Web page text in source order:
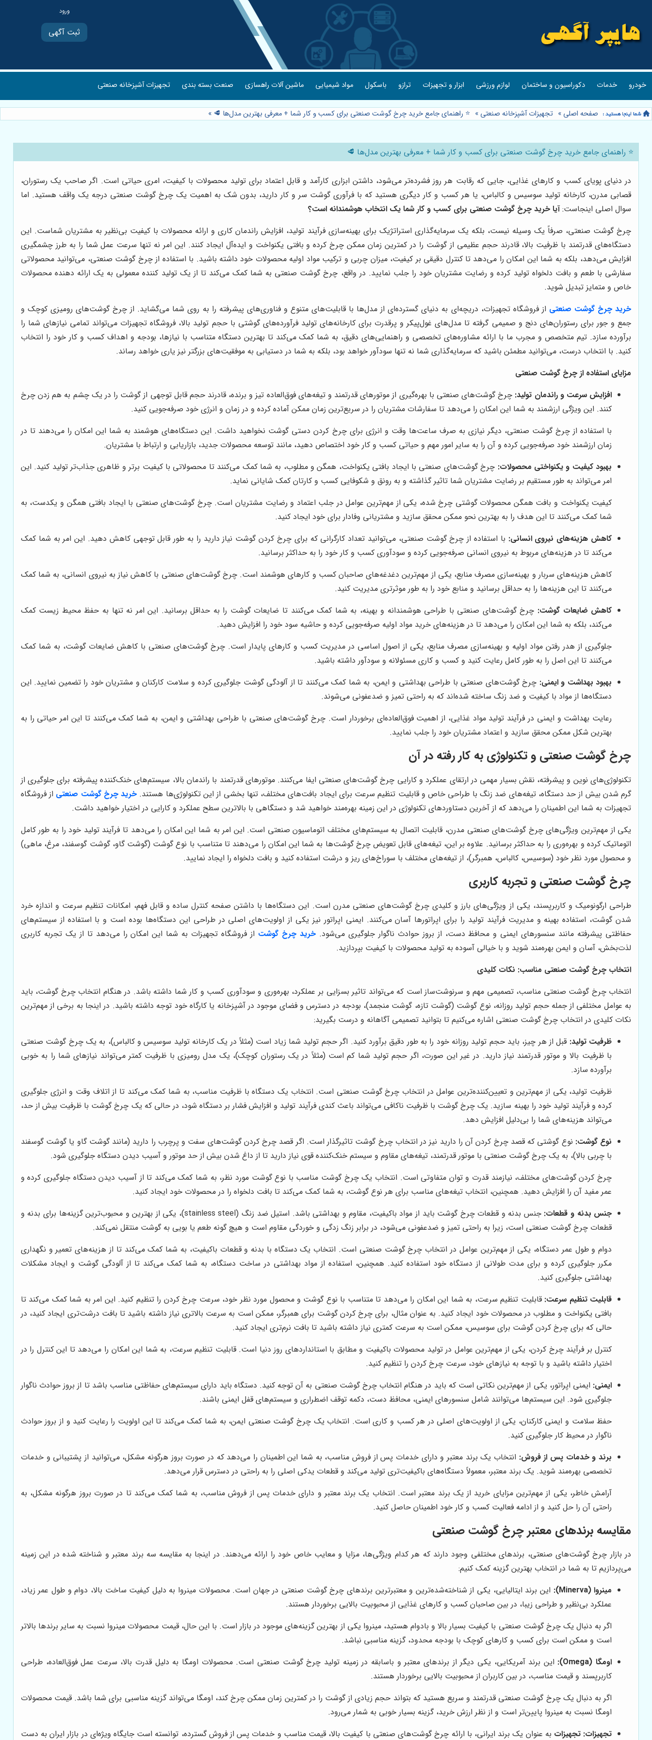
ثبت آگهی
خودرو خدمات دکوراسیون و ساختمان لوازم ورزشی ابزار و تجهیزات ترازو باسکول مواد شیمیایی ماشین آلات راهسازی صنعت بسته بندی تجهیزات آشپزخانه صنعتی
صفحه اصلی » تجهیزات آشپزخانه صنعتی » ⭐️ راهنمای جامع خرید چرخ گوشت صنعتی برای کسب و کار شما + معرفی بهترین مدل‌ها 🥩 »
⭐️ راهنمای جامع خرید چرخ گوشت صنعتی برای کسب و کار شما + معرفی بهترین مدل‌ها 🥩
در دنیای پویای کسب و کارهای غذایی، جایی که رقابت هر روز فشرده‌تر می‌شود، داشتن ابزاری کارآمد و قابل اعتماد برای تولید محصولات با کیفیت، امری حیاتی است. اگر صاحب یک رستوران،
قصابی مدرن، کارخانه تولید سوسیس و کالباس، یا هر کسب و کار دیگری هستید که با فرآوری گوشت سر و کار دارید، بدون شک به اهمیت یک چرخ گوشت صنعتی درجه یک واقف هستید. اما
سوال اصلی اینجاست:آیا خرید چرخ گوشت صنعتی برای کسب و کار شما یک انتخاب هوشمندانه است؟
چرخ گوشت صنعتی، صرفاً یک وسیله نیست، بلکه یک سرمایه‌گذاری استراتژیک برای بهینه‌سازی فرآیند تولید، افزایش راندمان کاری و ارائه محصولات با کیفیت بی‌نظیر به مشتریان شماست. این
دستگاه‌های قدرتمند با ظرفیت بالا، قادرند حجم عظیمی از گوشت را در کمترین زمان ممکن چرخ کرده و بافتی یکنواخت و ایده‌آل ایجاد کنند. این امر نه تنها سرعت عمل شما را به طرز چشمگیری
افزایش می‌دهد، بلکه به شما این امکان را می‌دهد تا کنترل دقیقی بر کیفیت، میزان چربی و ترکیب مواد اولیه محصولات خود داشته باشید. با استفاده از چرخ گوشت صنعتی، می‌توانید محصولاتی
سفارشی با طعم و بافت دلخواه تولید کرده و رضایت مشتریان خود را جلب نمایید. در واقع، چرخ گوشت صنعتی به شما کمک می‌کند تا از یک تولید کننده معمولی به یک ارائه دهنده محصولات
خاص و متمایز تبدیل شوید.
خرید چرخ گوشت صنعتی از فروشگاه تجهیزات، دریچه‌ای به دنیای گسترده‌ای از مدل‌ها با قابلیت‌های متنوع و فناوری‌های پیشرفته را به روی شما می‌گشاید. از چرخ گوشت‌های رومیزی کوچک و
جمع و جور برای رستوران‌های دنج و صمیمی گرفته تا مدل‌های غول‌پیکر و پرقدرت برای کارخانه‌های تولید فرآورده‌های گوشتی با حجم تولید بالا، فروشگاه تجهیزات می‌تواند تمامی نیازهای شما را
برآورده سازد. تیم متخصص و مجرب ما با ارائه مشاوره‌های تخصصی و راهنمایی‌های دقیق، به شما کمک می‌کند تا بهترین دستگاه متناسب با نیازها، بودجه و اهداف کسب و کار خود را انتخاب
کنید. با انتخاب درست، می‌توانید مطمئن باشید که سرمایه‌گذاری شما نه تنها سودآور خواهد بود، بلکه به شما در دستیابی به موفقیت‌های بزرگتر نیز یاری خواهد رساند.
مزایای استفاده از چرخ گوشت صنعتی
افزایش سرعت و راندمان تولید: چرخ گوشت‌های صنعتی با بهره‌گیری از موتورهای قدرتمند و تیغه‌های فوق‌العاده تیز و برنده، قادرند حجم قابل توجهی از گوشت را در یک چشم به هم زدن چرخ
کنند. این ویژگی ارزشمند به شما این امکان را می‌دهد تا سفارشات مشتریان را در سریع‌ترین زمان ممکن آماده کرده و در زمان و انرژی خود صرفه‌جویی کنید.
با استفاده از چرخ گوشت صنعتی، دیگر نیازی به صرف ساعت‌ها وقت و انرژی برای چرخ کردن دستی گوشت نخواهید داشت. این دستگاه‌های هوشمند به شما این امکان را می‌دهند تا در
زمان ارزشمند خود صرفه‌جویی کرده و آن را به سایر امور مهم و حیاتی کسب و کار خود اختصاص دهید، مانند توسعه محصولات جدید، بازاریابی و ارتباط با مشتریان.
بهبود کیفیت و یکنواختی محصولات: چرخ گوشت‌های صنعتی با ایجاد بافتی یکنواخت، همگن و مطلوب، به شما کمک می‌کنند تا محصولاتی با کیفیت برتر و ظاهری جذاب‌تر تولید کنید. این
امر می‌تواند به طور مستقیم بر رضایت مشتریان شما تاثیر گذاشته و به رونق و شکوفایی کسب و کارتان کمک شایانی نماید.
کیفیت یکنواخت و بافت همگن محصولات گوشتی چرخ شده، یکی از مهم‌ترین عوامل در جلب اعتماد و رضایت مشتریان است. چرخ گوشت‌های صنعتی با ایجاد بافتی همگن و یکدست، به
شما کمک می‌کنند تا این هدف را به بهترین نحو ممکن محقق سازید و مشتریانی وفادار برای خود ایجاد کنید.
کاهش هزینه‌های نیروی انسانی: با استفاده از چرخ گوشت صنعتی، می‌توانید تعداد کارگرانی که برای چرخ کردن گوشت نیاز دارید را به طور قابل توجهی کاهش دهید. این امر به شما کمک
می‌کند تا در هزینه‌های مربوط به نیروی انسانی صرفه‌جویی کرده و سودآوری کسب و کار خود را به حداکثر برسانید.
کاهش هزینه‌های سربار و بهینه‌سازی مصرف منابع، یکی از مهم‌ترین دغدغه‌های صاحبان کسب و کارهای هوشمند است. چرخ گوشت‌های صنعتی با کاهش نیاز به نیروی انسانی، به شما کمک
می‌کنند تا این هزینه‌ها را به حداقل برسانید و منابع خود را به طور موثرتری مدیریت کنید.
کاهش ضایعات گوشت: چرخ گوشت‌های صنعتی با طراحی هوشمندانه و بهینه، به شما کمک می‌کنند تا ضایعات گوشت را به حداقل برسانید. این امر نه تنها به حفظ محیط زیست کمک
می‌کند، بلکه به شما این امکان را می‌دهد تا در هزینه‌های خرید مواد اولیه صرفه‌جویی کرده و حاشیه سود خود را افزایش دهید.
جلوگیری از هدر رفتن مواد اولیه و بهینه‌سازی مصرف منابع، یکی از اصول اساسی در مدیریت کسب و کارهای پایدار است. چرخ گوشت‌های صنعتی با کاهش ضایعات گوشت، به شما کمک
می‌کنند تا این اصل را به طور کامل رعایت کنید و کسب و کاری مسئولانه و سودآور داشته باشید.
بهبود بهداشت و ایمنی: چرخ گوشت‌های صنعتی با طراحی بهداشتی و ایمن، به شما کمک می‌کنند تا از آلودگی گوشت جلوگیری کرده و سلامت کارکنان و مشتریان خود را تضمین نمایید. این
دستگاه‌ها از مواد با کیفیت و ضد زنگ ساخته شده‌اند که به راحتی تمیز و ضدعفونی می‌شوند.
رعایت بهداشت و ایمنی در فرآیند تولید مواد غذایی، از اهمیت فوق‌العاده‌ای برخوردار است. چرخ گوشت‌های صنعتی با طراحی بهداشتی و ایمن، به شما کمک می‌کنند تا این امر حیاتی را به
بهترین شکل ممکن محقق سازید و اعتماد مشتریان خود را جلب نمایید.
چرخ گوشت صنعتی و تکنولوژی به کار رفته در آن
تکنولوژی‌های نوین و پیشرفته، نقش بسیار مهمی در ارتقای عملکرد و کارایی چرخ گوشت‌های صنعتی ایفا می‌کنند. موتورهای قدرتمند با راندمان بالا، سیستم‌های خنک‌کننده پیشرفته برای جلوگیری از
گرم شدن بیش از حد دستگاه، تیغه‌های ضد زنگ با طراحی خاص و قابلیت تنظیم سرعت برای ایجاد بافت‌های مختلف، تنها بخشی از این تکنولوژی‌ها هستند. خرید چرخ گوشت صنعتی از فروشگاه
تجهیزات به شما این اطمینان را می‌دهد که از آخرین دستاوردهای تکنولوژی در این زمینه بهره‌مند خواهید شد و دستگاهی با بالاترین سطح عملکرد و کارایی در اختیار خواهید داشت.
یکی از مهم‌ترین ویژگی‌های چرخ گوشت‌های صنعتی مدرن، قابلیت اتصال به سیستم‌های مختلف اتوماسیون صنعتی است. این امر به شما این امکان را می‌دهد تا فرآیند تولید خود را به طور کامل
اتوماتیک کرده و بهره‌وری را به حداکثر برسانید. علاوه بر این، تیغه‌های قابل تعویض چرخ گوشت‌ها به شما این امکان را می‌دهند تا متناسب با نوع گوشت (گوشت گاو، گوشت گوسفند، مرغ، ماهی)
و محصول مورد نظر خود (سوسیس، کالباس، همبرگر)، از تیغه‌های مختلف با سوراخ‌های ریز و درشت استفاده کنید و بافت دلخواه را ایجاد نمایید.
چرخ گوشت صنعتی و تجربه کاربری
طراحی ارگونومیک و کاربرپسند، یکی از ویژگی‌های بارز و کلیدی چرخ گوشت‌های صنعتی مدرن است. این دستگاه‌ها با داشتن صفحه کنترل ساده و قابل فهم، امکانات تنظیم سرعت و اندازه خرد
شدن گوشت، استفاده بهینه و مدیریت فرآیند تولید را برای اپراتورها آسان می‌کنند. ایمنی اپراتور نیز یکی از اولویت‌های اصلی در طراحی این دستگاه‌ها بوده است و با استفاده از سیستم‌های
حفاظتی پیشرفته مانند سنسورهای ایمنی و محافظ دست، از بروز حوادث ناگوار جلوگیری می‌شود.خرید چرخ گوشت از فروشگاه تجهیزات به شما این امکان را می‌دهد تا از یک تجربه کاربری
لذت‌بخش، آسان و ایمن بهره‌مند شوید و با خیالی آسوده به تولید محصولات با کیفیت بپردازید.
انتخاب چرخ گوشت صنعتی مناسب: نکات کلیدی
انتخاب چرخ گوشت صنعتی مناسب، تصمیمی مهم و سرنوشت‌ساز است که می‌تواند تاثیر بسزایی بر عملکرد، بهره‌وری و سودآوری کسب و کار شما داشته باشد. در هنگام انتخاب چرخ گوشت، باید
به عوامل مختلفی از جمله حجم تولید روزانه، نوع گوشت (گوشت تازه، گوشت منجمد)، بودجه در دسترس و فضای موجود در آشپزخانه یا کارگاه خود توجه داشته باشید. در اینجا به برخی از مهم‌ترین
نکات کلیدی در انتخاب چرخ گوشت صنعتی اشاره می‌کنیم تا بتوانید تصمیمی آگاهانه و درست بگیرید:
ظرفیت تولید: قبل از هر چیز، باید حجم تولید روزانه خود را به طور دقیق برآورد کنید. اگر حجم تولید شما زیاد است (مثلاً در یک کارخانه تولید سوسیس و کالباس)، به یک چرخ گوشت صنعتی
با ظرفیت بالا و موتور قدرتمند نیاز دارید. در غیر این صورت، اگر حجم تولید شما کم است (مثلاً در یک رستوران کوچک)، یک مدل رومیزی با ظرفیت کمتر می‌تواند نیازهای شما را به خوبی
برآورده سازد.
ظرفیت تولید، یکی از مهم‌ترین و تعیین‌کننده‌ترین عوامل در انتخاب چرخ گوشت صنعتی است. انتخاب یک دستگاه با ظرفیت مناسب، به شما کمک می‌کند تا از اتلاف وقت و انرژی جلوگیری
کرده و فرآیند تولید خود را بهینه سازید. یک چرخ گوشت با ظرفیت ناکافی می‌تواند باعث کندی فرآیند تولید و افزایش فشار بر دستگاه شود، در حالی که یک چرخ گوشت با ظرفیت بیش از حد،
می‌تواند هزینه‌های شما را بی‌دلیل افزایش دهد.
نوع گوشت: نوع گوشتی که قصد چرخ کردن آن را دارید نیز در انتخاب چرخ گوشت تاثیرگذار است. اگر قصد چرخ کردن گوشت‌های سفت و پرچرب را دارید (مانند گوشت گاو یا گوشت گوسفند
با چربی بالا)، به یک چرخ گوشت صنعتی با موتور قدرتمند، تیغه‌های مقاوم و سیستم خنک‌کننده قوی نیاز دارید تا از داغ شدن بیش از حد موتور و آسیب دیدن دستگاه جلوگیری شود.
چرخ کردن گوشت‌های مختلف، نیازمند قدرت و توان متفاوتی است. انتخاب یک چرخ گوشت مناسب با نوع گوشت مورد نظر، به شما کمک می‌کند تا از آسیب دیدن دستگاه جلوگیری کرده و
عمر مفید آن را افزایش دهید. همچنین، انتخاب تیغه‌های مناسب برای هر نوع گوشت، به شما کمک می‌کند تا بافت دلخواه را در محصولات خود ایجاد کنید.
جنس بدنه و قطعات:
جنس بدنه و قطعات چرخ گوشت باید از مواد باکیفیت، مقاوم و بهداشتی باشد. استیل ضد زنگ (stainless steel)، یکی از بهترین و محبوب‌ترین گزینه‌ها برای بدنه و
قطعات چرخ گوشت صنعتی است، زیرا به راحتی تمیز و ضدعفونی می‌شود، در برابر زنگ زدگی و خوردگی مقاوم است و هیچ گونه طعم یا بویی به گوشت منتقل نمی‌کند.
دوام و طول عمر دستگاه، یکی از مهم‌ترین عوامل در انتخاب چرخ گوشت صنعتی است. انتخاب یک دستگاه با بدنه و قطعات باکیفیت، به شما کمک می‌کند تا از هزینه‌های تعمیر و نگهداری
مکرر جلوگیری کرده و برای مدت طولانی از دستگاه خود استفاده کنید. همچنین، استفاده از مواد بهداشتی در ساخت دستگاه، به شما کمک می‌کند تا از آلودگی گوشت و ایجاد مشکلات
بهداشتی جلوگیری کنید.
قابلیت تنظیم سرعت: قابلیت تنظیم سرعت، به شما این امکان را می‌دهد تا متناسب با نوع گوشت و محصول مورد نظر خود، سرعت چرخ کردن را تنظیم کنید. این امر به شما کمک می‌کند تا
بافتی یکنواخت و مطلوب در محصولات خود ایجاد کنید. به عنوان مثال، برای چرخ کردن گوشت برای همبرگر، ممکن است به سرعت بالاتری نیاز داشته باشید تا بافت درشت‌تری ایجاد کنید، در
حالی که برای چرخ کردن گوشت برای سوسیس، ممکن است به سرعت کمتری نیاز داشته باشید تا بافت نرم‌تری ایجاد کنید.
کنترل بر فرآیند چرخ کردن، یکی از مهم‌ترین عوامل در تولید محصولات باکیفیت و مطابق با استانداردهای روز دنیا است. قابلیت تنظیم سرعت، به شما این امکان را می‌دهد تا این کنترل را در
اختیار داشته باشید و با توجه به نیازهای خود، سرعت چرخ کردن را تنظیم کنید.
ایمنی: ایمنی اپراتور، یکی از مهم‌ترین نکاتی است که باید در هنگام انتخاب چرخ گوشت صنعتی به آن توجه کنید. دستگاه باید دارای سیستم‌های حفاظتی مناسب باشد تا از بروز حوادث ناگوار
جلوگیری شود. این سیستم‌ها می‌توانند شامل سنسورهای ایمنی، محافظ دست، دکمه توقف اضطراری و سیستم‌های قفل ایمنی باشند.
حفظ سلامت و ایمنی کارکنان، یکی از اولویت‌های اصلی در هر کسب و کاری است. انتخاب یک چرخ گوشت صنعتی ایمن، به شما کمک می‌کند تا این اولویت را رعایت کنید و از بروز حوادث
ناگوار در محیط کار جلوگیری کنید.
برند و خدمات پس از فروش: انتخاب یک برند معتبر و دارای خدمات پس از فروش مناسب، به شما این اطمینان را می‌دهد که در صورت بروز هرگونه مشکل، می‌توانید از پشتیبانی و خدمات
تخصصی بهره‌مند شوید. یک برند معتبر، معمولاً دستگاه‌های باکیفیت‌تری تولید می‌کند و قطعات یدکی اصلی را به راحتی در دسترس قرار می‌دهد.
آرامش خاطر، یکی از مهم‌ترین مزایای خرید از یک برند معتبر است. انتخاب یک برند معتبر و دارای خدمات پس از فروش مناسب، به شما کمک می‌کند تا در صورت بروز هرگونه مشکل، به
راحتی آن را حل کنید و از ادامه فعالیت کسب و کار خود اطمینان حاصل کنید.
مقایسه برندهای معتبر چرخ گوشت صنعتی
در بازار چرخ گوشت‌های صنعتی، برندهای مختلفی وجود دارند که هر کدام ویژگی‌ها، مزایا و معایب خاص خود را ارائه می‌دهند. در اینجا به مقایسه سه برند معتبر و شناخته شده در این زمینه
می‌پردازیم تا به شما در انتخاب بهترین گزینه کمک کنیم:
مینروا (Minerva):
این برند ایتالیایی، یکی از شناخته‌شده‌ترین و معتبرترین برندهای چرخ گوشت صنعتی در جهان است. محصولات مینروا به دلیل کیفیت ساخت بالا، دوام و طول عمر زیاد،
عملکرد بی‌نظیر و طراحی زیبا، در بین صاحبان کسب و کارهای غذایی از محبوبیت بالایی برخوردار هستند.
اگر به دنبال یک چرخ گوشت صنعتی با کیفیت بسیار بالا و بادوام هستید، مینروا یکی از بهترین گزینه‌های موجود در بازار است. با این حال، قیمت محصولات مینروا نسبت به سایر برندها بالاتر
است و ممکن است برای کسب و کارهای کوچک با بودجه محدود، گزینه مناسبی نباشد.
اومگا (Omega):
این برند آمریکایی، یکی دیگر از برندهای معتبر و باسابقه در زمینه تولید چرخ گوشت صنعتی است. محصولات اومگا به دلیل قدرت بالا، سرعت عمل فوق‌العاده، طراحی
کاربرپسند و قیمت مناسب، در بین کاربران از محبوبیت بالایی برخوردار هستند.
اگر به دنبال یک چرخ گوشت صنعتی قدرتمند و سریع هستید که بتواند حجم زیادی از گوشت را در کمترین زمان ممکن چرخ کند، اومگا می‌تواند گزینه مناسبی برای شما باشد. قیمت محصولات
اومگا نسبت به مینروا پایین‌تر است و از نظر ارزش خرید، گزینه بسیار خوبی به شمار می‌رود.
تجهیزات: تجهیزات به عنوان یک برند ایرانی، با ارائه چرخ گوشت‌های صنعتی با کیفیت بالا، قیمت مناسب و خدمات پس از فروش گسترده، توانسته است جایگاه ویژه‌ای در بازار ایران به دست